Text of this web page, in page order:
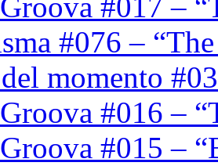
#076 –
momento
#016 –
#015 –